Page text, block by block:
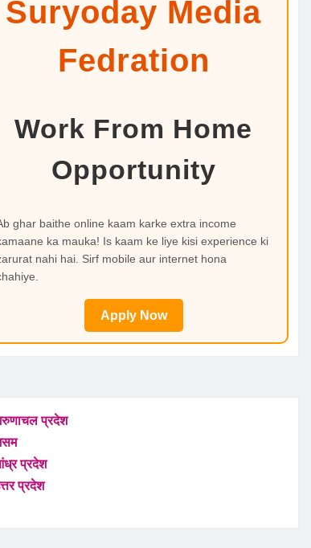
Suryoday Media
Fedration
Work From Home
Opportunity
ghar baithe online kaam karke extra income
ka mauka! Is kaam ke liye kisi experience ki
nahi hai. Sirf mobile aur internet hona
Apply Now
प्रदेश
प्रदेश
प्रदेश